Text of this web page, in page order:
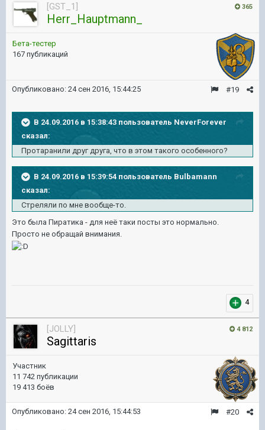
365
[GST_1]
Herr_Hauptmann_
Бета-тестер
167 публикаций
#19
Опубликовано: 24 сен 2016, 15:44:25
В 24.09.2016 в 15:38:43 пользователь NeverForever
сказал:
Протаранили друг друга, что в этом такого особенного?
В 24.09.2016 в 15:39:54 пользователь Bulbamann
сказал:
Стреляли по мне вообще-то.
Это была Пиратика - для неё таки посты это нормально.
Просто не обращай внимания.
4
4 812
[JOLLY]
Sagittaris
Участник
11 742 публикации
19 413 боёв
#20
Опубликовано: 24 сен 2016, 15:44:53